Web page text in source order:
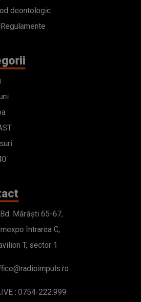
deontologic
Regulamente
Bd. Mărăști 65-67,
Intrarea C,
T, sector 1
: 0754-222.999